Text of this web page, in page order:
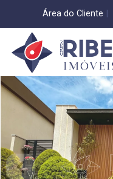
Área do Cliente